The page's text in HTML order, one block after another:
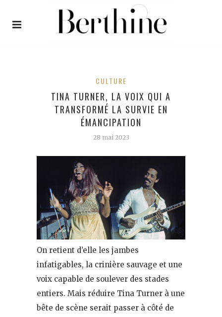
CULTURE
TINA TURNER, LA VOIX QUI A
TRANSFORMÉ LA SURVIE EN
ÉMANCIPATION
28 mai 2023
On retient d’elle les jambes
infatigables, la crinière sauvage et une
voix capable de soulever des stades
entiers. Mais réduire Tina Turner à une
bête de scène serait passer à côté de